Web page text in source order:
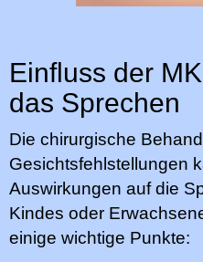
Einfluss der
das Sprechen
Die chirurgische
Gesichtsfehlstellungen
Auswirkungen auf die
Kindes oder
einige wichtige Punkte: